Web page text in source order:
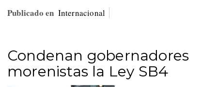
Publicado en Internacional
Condenan gobernadores
morenistas la Ley SB4